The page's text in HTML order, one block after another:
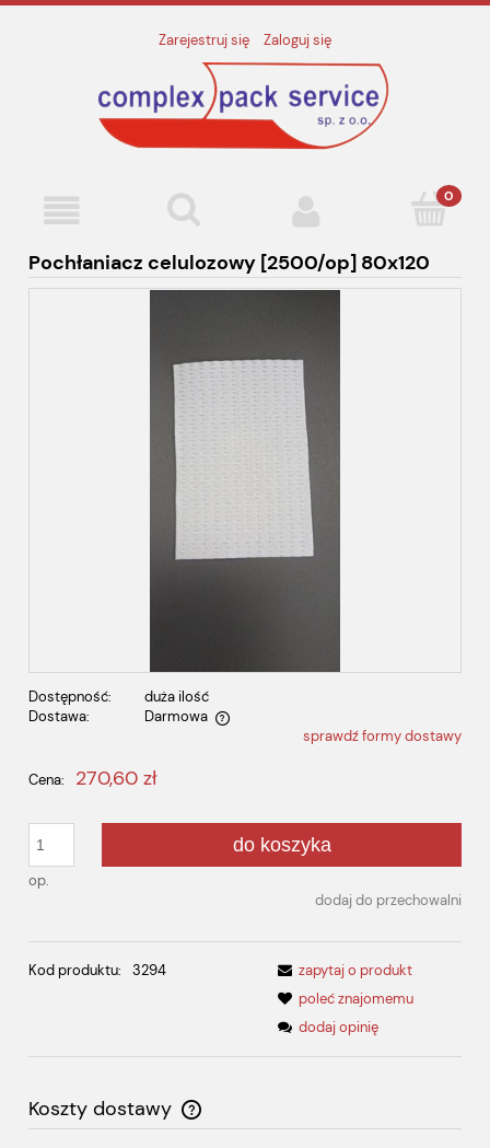
Zarejestruj się Zaloguj się
Pochłaniacz celulozowy [2500/op] 80x120
Dostępność:
duża ilość
Dostawa:
Darmowa
Cena nie zawiera ewentualnych kosztów płatnościsprawdź formy dostawy
Cena: 270,60 zł
op.
do koszyka
dodaj do przechowalni
Kod produktu: 3294
zapytaj o produkt
poleć znajomemu
dodaj opinię
Koszty dostawy
Cena nie zawiera ewentualnych kosztów płatności